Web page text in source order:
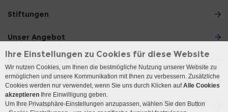
Stiftungen
Unser Angebot
Patienten und Besucher
Ärzte und Zuweiser
Lehre und Forschung
Ihre Einstellungen zu Cookies für diese Website
Wir nutzen Cookies, um Ihnen die bestmögliche Nutzung unserer Website zu
ermöglichen und unsere Kommunikation mit Ihnen zu verbessern. Zusätzliche
Cookies werden nur verwendet, wenn Sie uns durch Klicken aufAlle Cookies
akzeptieren Ihre Einwilligung geben.
Um Ihre Privatsphäre-Einstellungen anzupassen, wählen Sie den Button